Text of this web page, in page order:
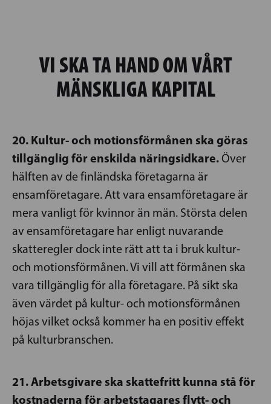
VI SKA TA HAND OM VÅRT
MÄNSKLIGA KAPITAL
20. Kultur- och motionsförmånen ska göras
tillgänglig för enskilda näringsidkare.Över
hälften av de finländska företagarna är
ensamföretagare. Att vara ensamföretagare är
mera vanligt för kvinnor än män. Största delen
av ensamföretagare har enligt nuvarande
skatteregler dock inte rätt att ta i bruk kultur-
och motionsförmånen. Vi vill att förmånen ska
vara tillgänglig för alla företagare. På sikt ska
även värdet på kultur- och motionsförmånen
höjas vilket också kommer ha en positiv effekt
på kulturbranschen.
21. Arbetsgivare ska skattefritt kunna stå för
kostnaderna för arbetstagares flytt- och